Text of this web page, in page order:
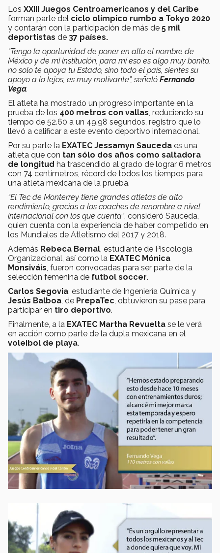
Los XXIII Juegos Centroamericanos y del Caribe
forman parte del ciclo olímpico rumbo a Tokyo 2020
y contarán con la participación de más de 5 mil
deportistas de 37 países.
“Tengo la oportunidad de poner en alto el nombre de
México y de mi institución, para mí eso es algo muy bonito,
no solo te apoya tu Estado, sino todo el país, sientes su
apoyo a lo lejos, es muy motivante”, señaló Fernando
Vega.
El atleta ha mostrado un progreso importante en la
prueba de los 400 metros con vallas , reduciendo su
tiempo de 52.60 a un 49.98 segundos, registro que lo
llevó a calificar a este evento deportivo internacional.
Por su parte la EXATEC Jessamyn Sauceda es una
atleta que con tan sólo dos años como saltadora
de longitud ha trascendido al grado de lograr 6 metros
con 74 centímetros, récord de todos los tiempos para
una atleta mexicana de la prueba.
“El Tec de Monterrey tiene grandes atletas de alto
rendimiento, gracias a los coaches de renombre a nivel
internacional con los que cuenta”, consideró Sauceda,
quien cuenta con la experiencia de haber competido en
los Mundiales de Atletismo del 2017 y 2018.
Además Rebeca Bernal , estudiante de Piscología
Organizacional, así como la EXATEC Mónica
Monsiváis , fueron convocadas para ser parte de la
selección femenina de futbol soccer.
Carlos Segovia , estudiante de Ingeniería Química y
Jesús Balboa , de PrepaTec , obtuvieron su pase para
participar en tiro deportivo.
Finalmente, a la EXATEC Martha Revuelta se le verá
en acción como parte de la dupla mexicana en el
voleibol de playa.